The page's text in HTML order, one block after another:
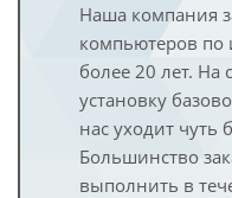
Наша компания
компьютеров по
более 20 лет. На
установку
нас уходит чуть
Большинство
выполнить в